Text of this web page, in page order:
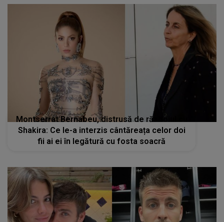
Montserrat Bernabeu, distrusă de războiul cu
Shakira: Ce le-a interzis cântăreața celor doi
fii ai ei în legătură cu fosta soacră